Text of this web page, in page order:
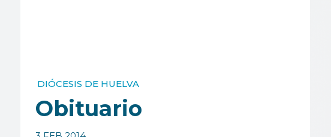
DIÓCESIS DE HUELVA
Obituario